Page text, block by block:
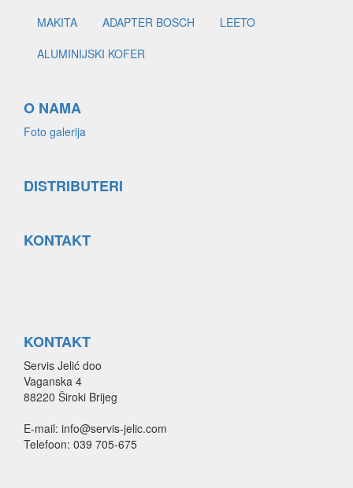
MAKITA
ADAPTER BOSCH
LEETO
ALUMINIJSKI KOFER
O NAMA
Foto galerija
DISTRIBUTERI
KONTAKT
KONTAKT
Servis Jelić doo
Vaganska 4
88220 Široki Brijeg
E-mail: info@servis-jelic.com
Telefoon: 039 705-675